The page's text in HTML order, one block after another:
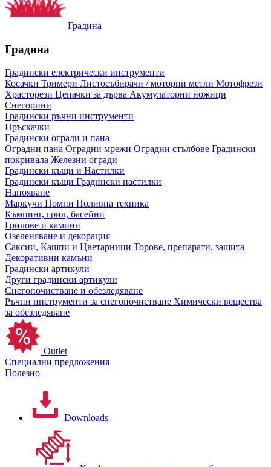
Градина
Градина
Градински електрически инструменти
Косачки Тримери Листосъбирачи / моторни метли Мотофрези
Храсторези Цепачки за дърва Акумулаторни ножици
Снегорини
Градински ръчни инструменти
Пръскачки
Градински огради и пана
Оградни пана Оградни мрежи Оградни стълбове Градински
покривала Железни огради
Градински къщи и Настилки
Градински къщи Градински настилки
Напояване
Маркучи Помпи Поливна техника
Къмпинг, грил, басейни
Грилове и камини
Озеленяване и декорация
Саксии, Кашпи и Цветарници Торове, препарати, защита
Декоративни камъни
Градински артикули
Други градински артикули
Снегопочистване и обезледяване
Ръчни инструменти за снегопочистване Химически вещества
за обезледяване
Outlet
Специални предложения
Полезно
Downloads